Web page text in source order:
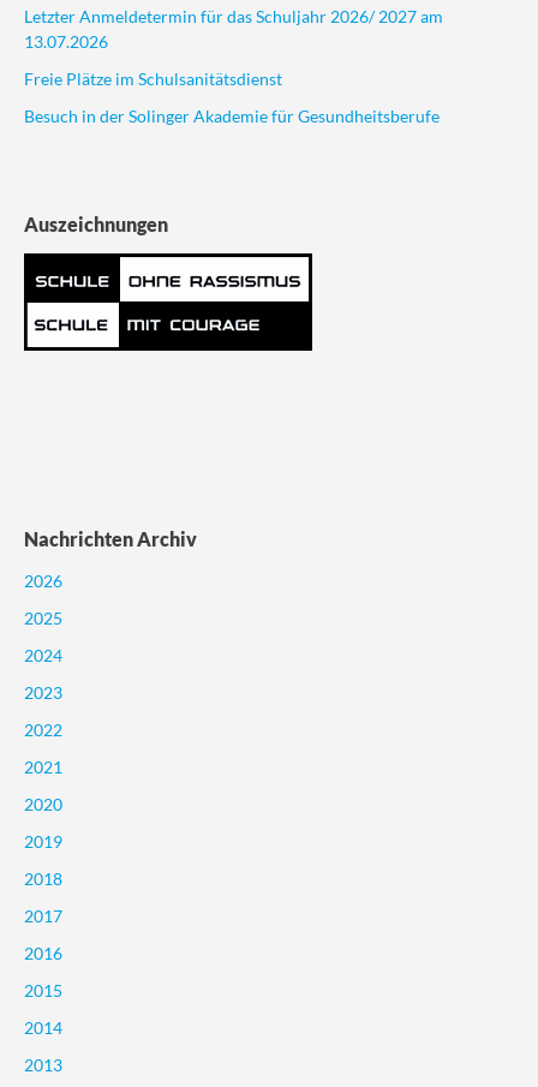
Letzter Anmeldetermin für das Schuljahr 2026/ 2027 am
13.07.2026
Freie Plätze im Schulsanitätsdienst
Besuch in der Solinger Akademie für Gesundheitsberufe
Auszeichnungen
Nachrichten Archiv
2026
2025
2024
2023
2022
2021
2020
2019
2018
2017
2016
2015
2014
2013